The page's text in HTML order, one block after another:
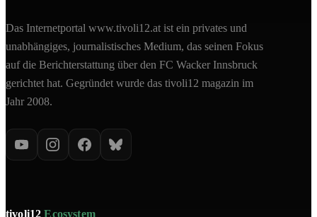
Das Internetportal www.tivoli12.at ist ein privates und
unabhängiges, journalistisches Medium, das seinen Fokus
auf die Berichterstattung über den FC Wacker Innsbruck
gerichtet hat. Gegründet wurde das tivoli12 magazin im
Jahr 2008.
tivoli12Ecosystem